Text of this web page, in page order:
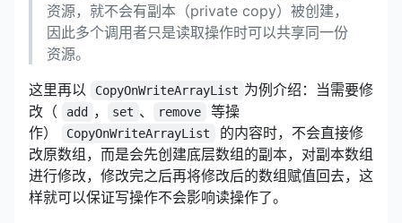
资源，就不会有副本（private copy）被创建，
因此多个调用者只是读取操作时可以共享同一份
资源。
这里再以
CopyOnWriteArrayList 为例介绍：当需要修
改（
add ， set 、 remove
等操
作）
CopyOnWriteArrayList
的内容时，不会直接修
改原数组，而是会先创建底层数组的副本，对副本数组
进行修改，修改完之后再将修改后的数组赋值回去，这
样就可以保证写操作不会影响读操作了。